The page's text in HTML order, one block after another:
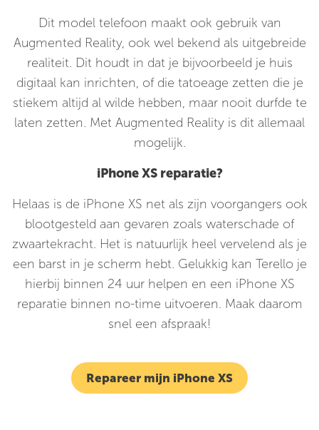
Dit model telefoon maakt ook gebruik van
Augmented Reality, ook wel bekend als uitgebreide
realiteit. Dit houdt in dat je bijvoorbeeld je huis
digitaal kan inrichten, of die tatoeage zetten die je
stiekem altijd al wilde hebben, maar nooit durfde te
laten zetten. Met Augmented Reality is dit allemaal
mogelijk.
iPhone XS reparatie?
Helaas is de iPhone XS net als zijn voorgangers ook
blootgesteld aan gevaren zoals waterschade of
zwaartekracht. Het is natuurlijk heel vervelend als je
een barst in je scherm hebt. Gelukkig kan Terello je
hierbij binnen 24 uur helpen en een iPhone XS
reparatie binnen no-time uitvoeren. Maak daarom
snel een afspraak!
Repareer mijn iPhone XS